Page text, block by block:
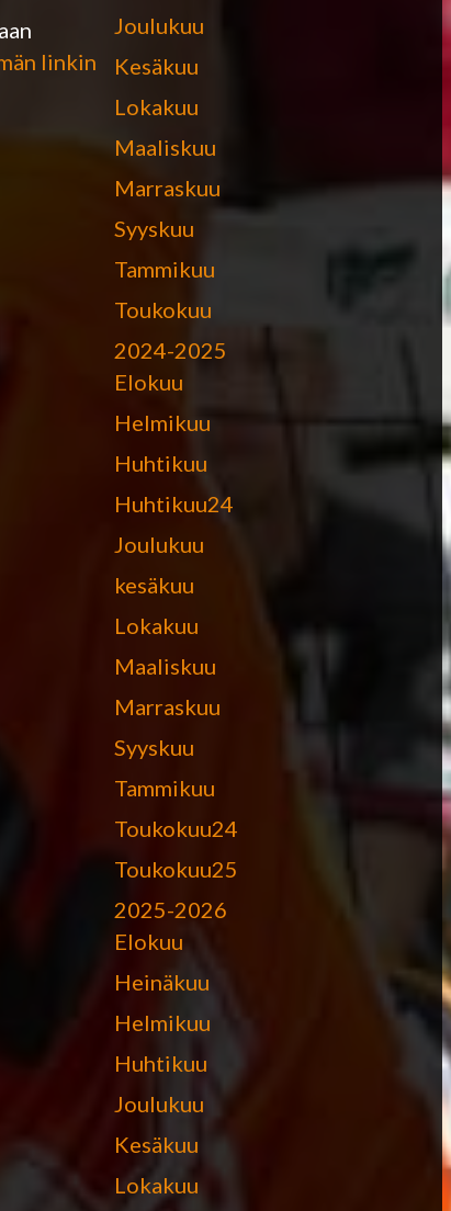
linkin
Joulukuu
Kesäkuu
Lokakuu
Maaliskuu
Marraskuu
Syyskuu
Tammikuu
Toukokuu
2024-2025
Elokuu
Helmikuu
Huhtikuu
Huhtikuu24
Joulukuu
kesäkuu
Lokakuu
Maaliskuu
Marraskuu
Syyskuu
Tammikuu
Toukokuu24
Toukokuu25
2025-2026
Elokuu
Heinäkuu
Helmikuu
Huhtikuu
Joulukuu
Kesäkuu
Lokakuu